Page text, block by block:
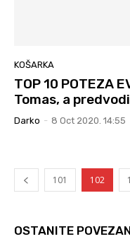
KOŠARKA
TOP 10 POTEZA
Tomas, a
Darko - 8 Oct 2020. 14:55
101 102
OSTANITE